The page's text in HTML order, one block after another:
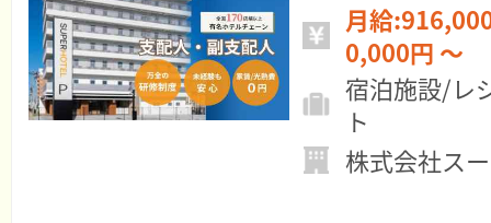
月給:916,000円 ～
0,000円 ～
宿泊施設/レ
ト
株式会社ス